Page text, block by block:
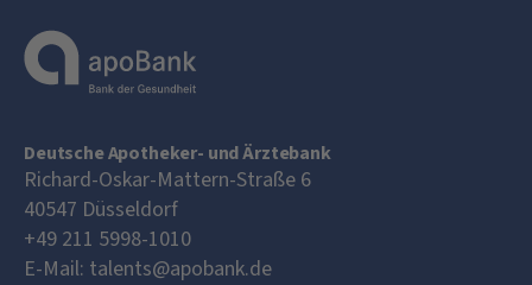
Deutsche Apotheker- und Ärztebank
Richard-Oskar-Mattern-Straße 6
40547 Düsseldorf
+49 211 5998-1010
E-Mail: talents@apobank.de